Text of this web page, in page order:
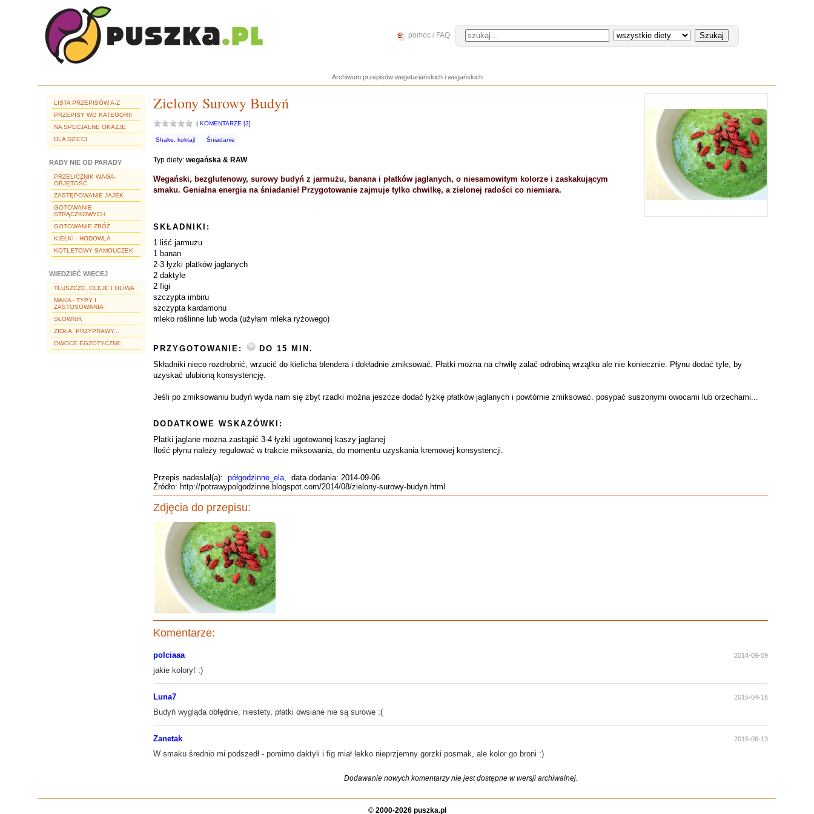
pomoc / FAQ
Archiwum przepisów wegetariańskich i wegańskich
LISTA PRZEPISÓW A-Z
PRZEPISY WG KATEGORII
NA SPECJALNE OKAZJE
DLA DZIECI
RADY NIE OD PARADY
PRZELICZNIK WAGA-
OBJĘTOŚĆ
ZASTĘPOWANIE JAJEK
GOTOWANIE
STRĄCZKOWYCH
GOTOWANIE ZBÓŻ
KIEŁKI - HODOWLA
KOTLETOWY SAMOUCZEK
WIEDZIEĆ WIĘCEJ
TŁUSZCZE, OLEJE I OLIWA
MĄKA - TYPY I
ZASTOSOWANIA
SŁOWNIK
ZIOŁA, PRZYPRAWY...
OWOCE EGZOTYCZNE
Zielony Surowy Budyń
| KOMENTARZE [3]
Shake, koktajl Śniadanie
Typ diety: wegańska & RAW
Wegański, bezglutenowy, surowy budyń z jarmużu, banana i płatków jaglanych, o niesamowitym kolorze i zaskakującym
smaku. Genialna energia na śniadanie! Przygotowanie zajmuje tylko chwilkę, a zielonej radości co niemiara.
SKŁADNIKI:
1 liść jarmużu
1 banan
2-3 łyżki płatków jaglanych
2 daktyle
2 figi
szczypta imbiru
szczypta kardamonu
mleko roślinne lub woda (użyłam mleka ryżowego)
PRZYGOTOWANIE:
DO 15 MIN.
Składniki nieco rozdrobnić, wrzucić do kielicha blendera i dokładnie zmiksować. Płatki można na chwilę zalać odrobiną wrzątku ale nie koniecznie. Płynu dodać tyle, by
uzyskać ulubioną konsystencję.
Jeśli po zmiksowaniu budyń wyda nam się zbyt rzadki można jeszcze dodać łyżkę płatków jaglanych i powtórnie zmiksować. posypać suszonymi owocami lub orzechami...
DODATKOWE WSKAZÓWKI:
Płatki jaglane można zastąpić 3-4 łyżki ugotowanej kaszy jaglanej
Ilość płynu należy regulować w trakcie miksowania, do momentu uzyskania kremowej konsystencji.
Przepis nadesłał(a): półgodzinne_ela, data dodania: 2014-09-06
Źródło: http://potrawypolgodzinne.blogspot.com/2014/08/zielony-surowy-budyn.html
Zdjęcia do przepisu:
Komentarze:
polciaaa 2014-09-09
jakie kolory! :)
Luna7 2015-04-16
Budyń wygląda obłędnie, niestety, płatki owsiane nie są surowe :(
Zanetak 2015-08-13
W smaku średnio mi podszedł - pomimo daktyli i fig miał lekko nieprzjemny gorzki posmak, ale kolor go broni :)
Dodawanie nowych komentarzy nie jest dostępne w wersji archiwalnej.
© 2000-2026 puszka.pl